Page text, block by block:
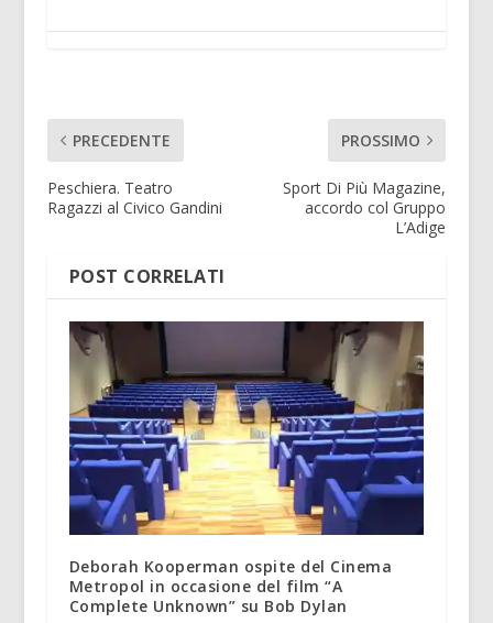
PRECEDENTE
Peschiera. Teatro
Ragazzi al Civico Gandini
PROSSIMO
Sport Di Più Magazine,
accordo col Gruppo
L’Adige
POST CORRELATI
Deborah Kooperman ospite del Cinema
Metropol in occasione del film “A
Complete Unknown” su Bob Dylan